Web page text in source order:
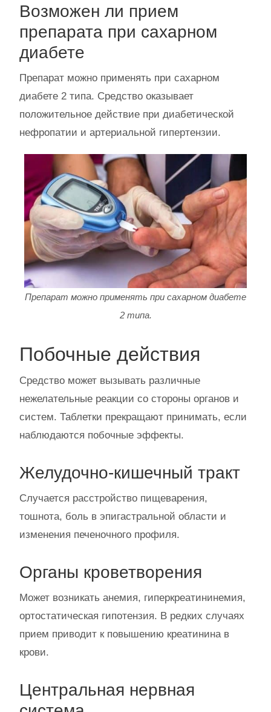
Возможен ли прием
препарата при сахарном
диабете
Препарат можно применять при сахарном
диабете 2 типа. Средство оказывает
положительное действие при диабетической
нефропатии и артериальной гипертензии.
Препарат можно применять при сахарном диабете
2 типа.
Побочные действия
Средство может вызывать различные
нежелательные реакции со стороны органов и
систем. Таблетки прекращают принимать, если
наблюдаются побочные эффекты.
Желудочно-кишечный тракт
Случается расстройство пищеварения,
тошнота, боль в эпигастральной области и
изменения печеночного профиля.
Органы кроветворения
Может возникать анемия, гиперкреатининемия,
ортостатическая гипотензия. В редких случаях
прием приводит к повышению креатинина в
крови.
Центральная нервная